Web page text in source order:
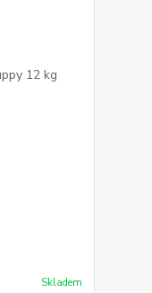
Skladem